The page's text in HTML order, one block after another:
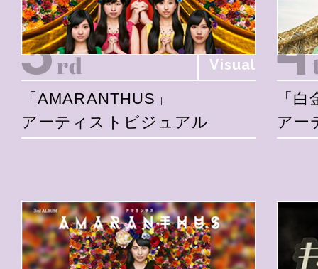
Visual
「AMARANTHUS」
アーティストビジュアル
「
アー